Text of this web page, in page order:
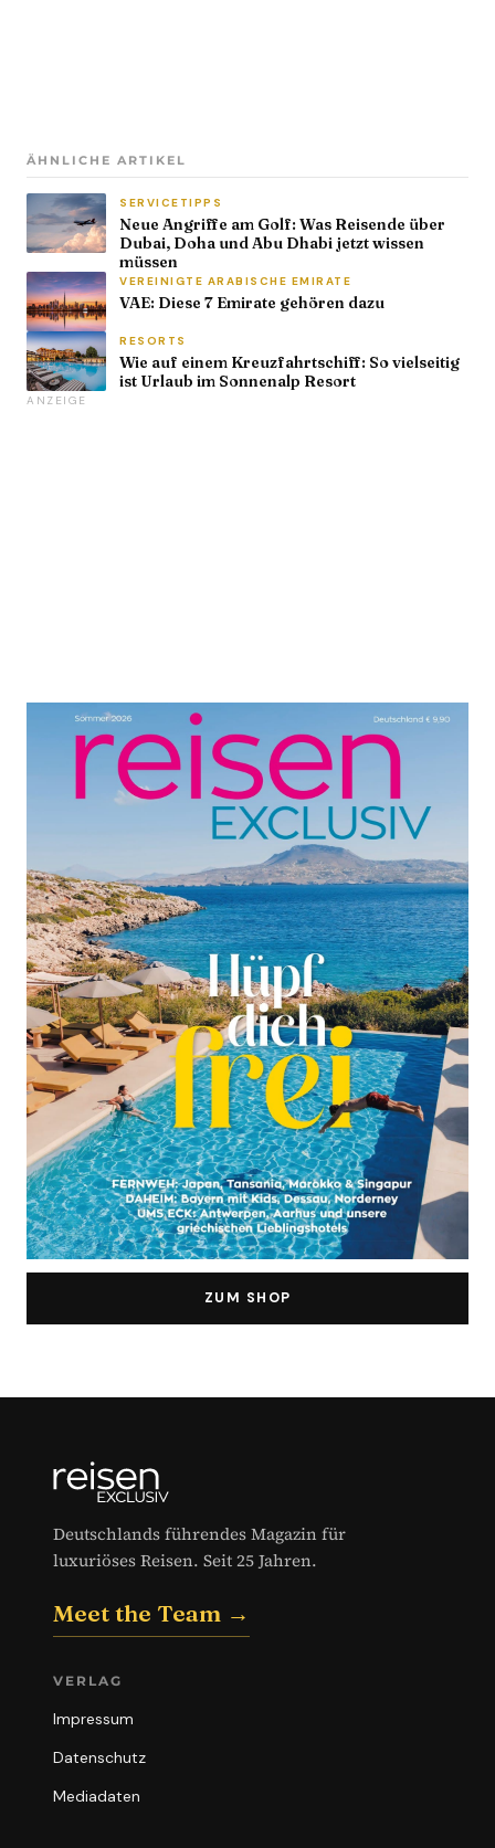
ZUM SHOP
ÄHNLICHE ARTIKEL
SERVICETIPPS
Neue Angriffe am Golf: Was Reisende über
Dubai, Doha und Abu Dhabi jetzt wissen
müssen
VEREINIGTE ARABISCHE EMIRATE
VAE: Diese 7 Emirate gehören dazu
RESORTS
Wie auf einem Kreuzfahrtschiff: So vielseitig
ist Urlaub im Sonnenalp Resort
ANZEIGE
Deutschlands führendes Magazin für
luxuriöses Reisen. Seit 25 Jahren.
Meet the Team →
VERLAG
Impressum
Datenschutz
Mediadaten